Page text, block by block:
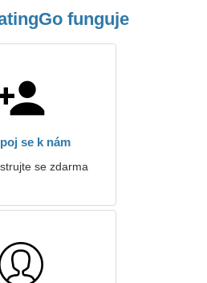
funguje
se k nám
se zdarma